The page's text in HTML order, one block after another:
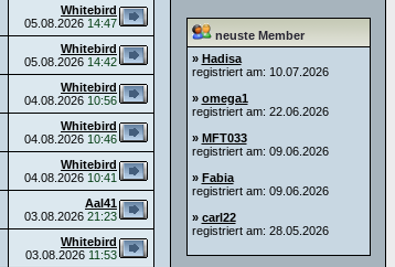
Whitebird
05.08.2026 14:47
Whitebird
05.08.2026 14:42
Whitebird
04.08.2026 10:56
Whitebird
04.08.2026 10:46
Whitebird
04.08.2026 10:41
Aal41
03.08.2026 21:23
Whitebird
03.08.2026 11:53
neuste Member
» Hadisa
registriert am: 10.07.2026
» omega1
registriert am: 22.06.2026
» MFT033
registriert am: 09.06.2026
» Fabia
registriert am: 09.06.2026
» carl22
registriert am: 28.05.2026